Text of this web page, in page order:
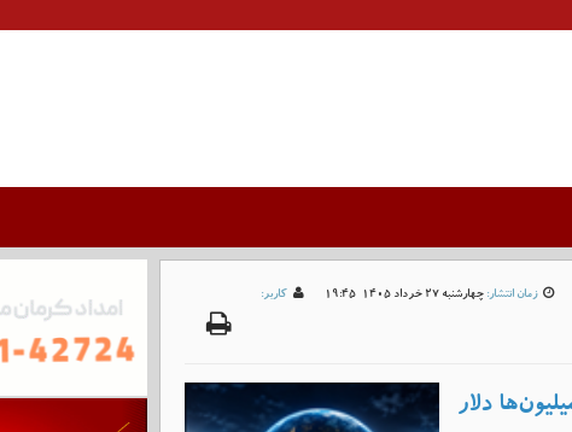
زمان انتشار: چهارشنبه 27 خرداد 1405-19:45 کاربر:
دلار